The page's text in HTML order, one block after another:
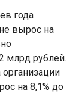
года
вырос на
млрд рублей.
на 8,1% до